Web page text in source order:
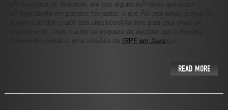
sÃ³ funcionar no Windows, ele traz alguns mÃ³dulos que usam
cÃ³digo aberto em pacotes fechados, o que Ã© pior ainda, porque se
apropria de algo criado sob uma licenÃ§a livre para criar mais um
impedimento”, mas o autor se esquece de declarar que a Receita
Federal disponibiliza uma versÃ£o do
IRPF em Java que ...
READ MORE